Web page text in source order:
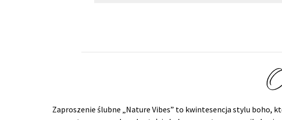
Zaproszenie ślubne „Nature Vibes” to kwintesencja stylu boho,